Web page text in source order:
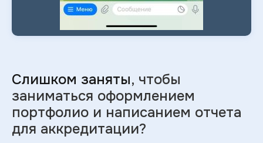
Слишком заняты, чтобы
заниматься оформлением
портфолио и написанием отчета
для аккредитации?